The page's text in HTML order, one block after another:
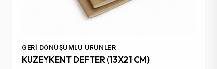
GERI DÖNÜŞÜMLÜ ÜRÜNLER
KUZEYKENT DEFTER (13X21 CM)